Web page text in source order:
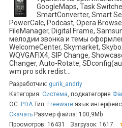
GoogleMaps, Task
SmartConverter, Smart
PowerCalc, Podcast, Opera
FileManager, Digital Frame,
мелодии звонка и темы
WelcomeCenter, Skymarket,
WQVGAFIX4, SIP Change,
Changer, Auto-Rotate,
wm pro sdk redist...
Разработчик: gurik_andriy
Категория: Система, подкатегория
ОС: PDAТип: Freeware язык
Скачать Размер файла: 100,9Mb
Просмотров: 16431
Загрузок: 1617